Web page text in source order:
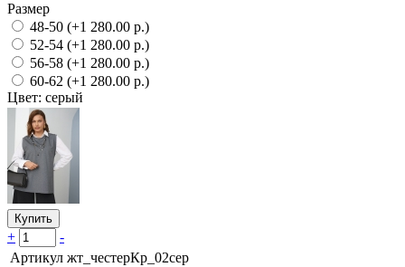
Размер
48-50 (+1 280.00 р.)
52-54 (+1 280.00 р.)
56-58 (+1 280.00 р.)
60-62 (+1 280.00 р.)
Цвет: серый
Купить
+
-
Артикул жт_честерКр_02сер